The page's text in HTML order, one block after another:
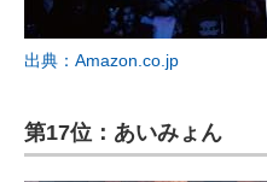
出典：Amazon.co.jp
第17位：あいみょん